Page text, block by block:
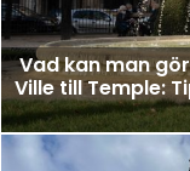
Vad kan man
Ville till Temple: